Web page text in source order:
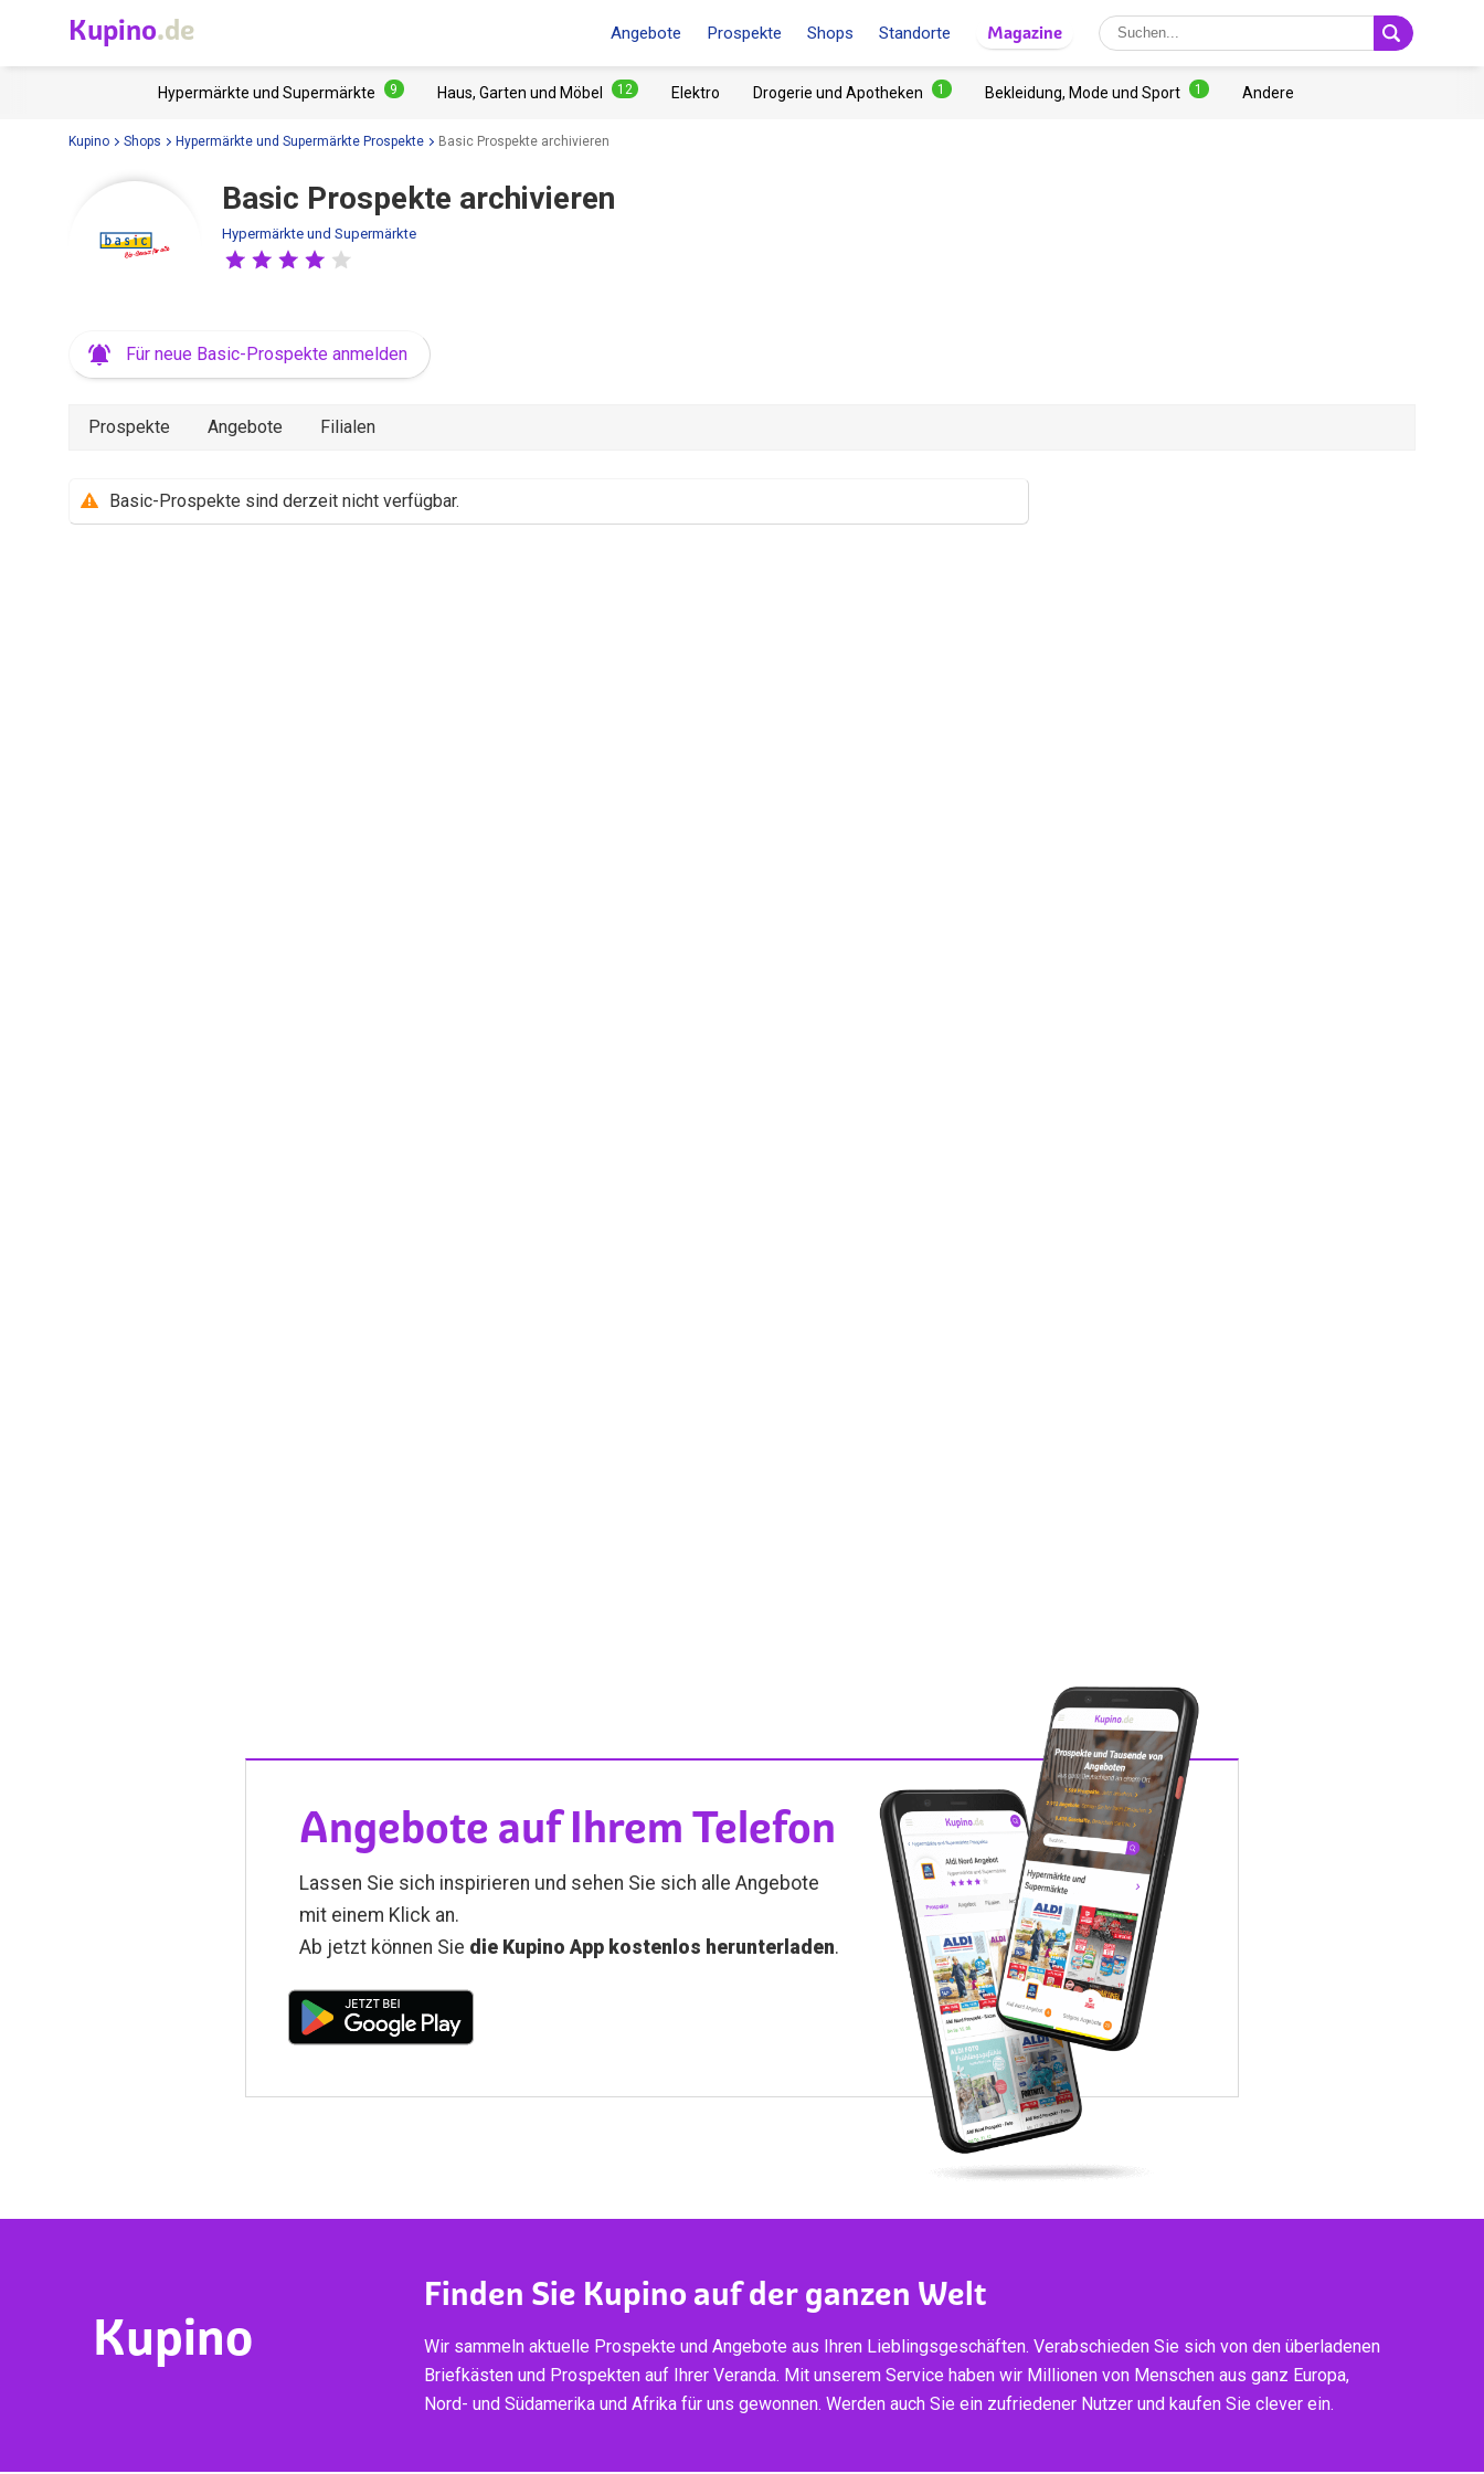
Kupino.de Angebote Prospekte Shops Standorte Magazine
Hypermärkte und Supermärkte 9 Haus, Garten und Möbel 12 Elektro Drogerie und Apotheken 1 Bekleidung, Mode und Sport 1 Andere
Kupino Shops Hypermärkte und Supermärkte Prospekte Basic Prospekte archivieren
Basic Prospekte archivieren
Hypermärkte und Supermärkte
Für neue Basic-Prospekte anmelden
Prospekte Angebote Filialen
Basic-Prospekte sind derzeit nicht verfügbar.
Angebote auf Ihrem Telefon
Lassen Sie sich inspirieren und sehen Sie sich alle Angebote
mit einem Klick an.
Ab jetzt können Sie die Kupino App kostenlos herunterladen.
Kupino
Finden Sie Kupino auf der ganzen Welt
Wir sammeln aktuelle Prospekte und Angebote aus Ihren Lieblingsgeschäften. Verabschieden Sie sich von den überladenen
Briefkästen und Prospekten auf Ihrer Veranda. Mit unserem Service haben wir Millionen von Menschen aus ganz Europa,
Nord- und Südamerika und Afrika für uns gewonnen. Werden auch Sie ein zufriedener Nutzer und kaufen Sie clever ein.